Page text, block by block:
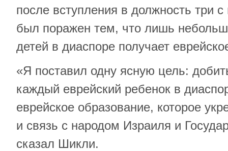
после вступления в должность три
был поражен тем, что лишь
детей в диаспоре получает
«Я поставил одну ясную цель:
каждый еврейский ребенок в
еврейское образование, которое
и связь с народом Израиля и
сказал Шикли.